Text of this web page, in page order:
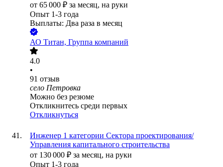
от 65 000 ₽ за месяц, на руки
Опыт 1-3 года
Выплаты: Два раза в месяц
АО Титан, Группа компаний
4.0
•
91 отзыв
село Петровка
Можно без резюме
Откликнитесь среди первых
Откликнуться
Инженер 1 категории Сектора проектирования/
Управления капитального строительства
от 130 000 ₽ за месяц, на руки
Опыт 1-3 года